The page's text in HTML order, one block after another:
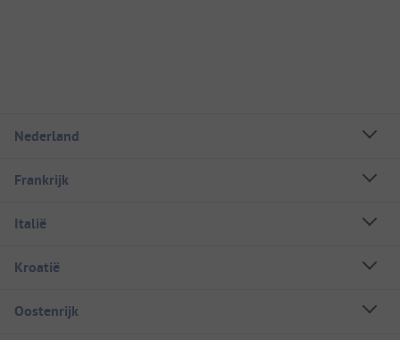
Nederland
Frankrijk
Italië
Kroatië
Oostenrijk